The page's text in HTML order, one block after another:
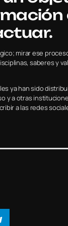
mirar ese
saberes y
ya han sido
y a otras
a las redes